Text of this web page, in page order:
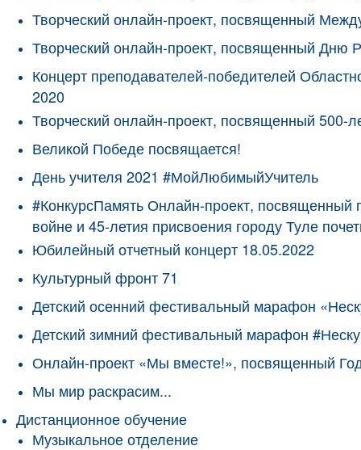
Творческий онлайн-проект, посвященный
Творческий онлайн-проект, посвященный Дню
Концерт преподавателей-победителей
2020
Творческий онлайн-проект, посвященный 500-
Великой Победе посвящается!
День учителя 2021 #МойЛюбимыйУчитель
#КонкурсПамять Онлайн-проект,
войне и 45-летия присвоения городу Туле
Юбилейный отчетный концерт 18.05.2022
Культурный фронт 71
Детский осенний фестивальный марафон
Детский зимний фестивальный марафон
Онлайн-проект «Мы вместе!», посвященный
Мы мир раскрасим...
Дистанционное обучение
Музыкальное отделение